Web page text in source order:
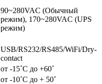
90~280VAC (Обычный
режим), 170~280VAC (UPS
режим)
USB/RS232/RS485/WiFi/Dry-
contact
от -15˚С до +60˚
от -10˚С до + 50˚